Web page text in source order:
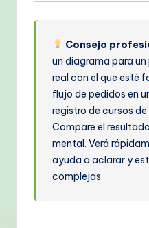
Consejo
un diagrama para
real con el que esté
flujo de pedidos en
registro de cursos
Compare el
mental. Verá
ayuda a aclarar y
complejas.